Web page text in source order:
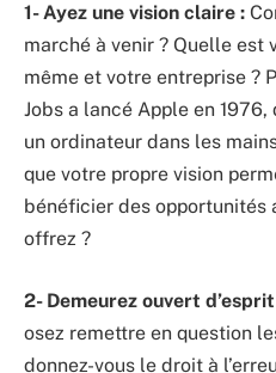
1- Ayez une vision claire :
marché à venir ? Quelle est
même et votre entreprise ?
Jobs a lancé Apple en
un ordinateur dans les
que votre propre vision
bénéficier des opportunités
offrez ?
2- Demeurez ouvert
osez remettre en question
donnez-vous le droit à